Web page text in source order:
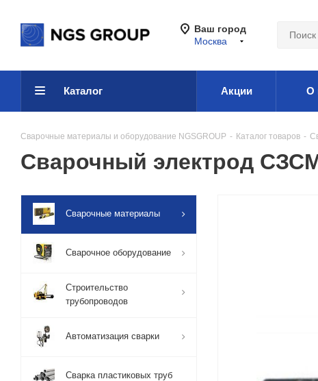
Ваш город
Москва
Каталог Акции О
Сварочные материалы и оборудование NGSGROUP - Каталог товаров -
Сварочный электрод
Сварочные материалы
Сварочное оборудование
Строительство
трубопроводов
Автоматизация сварки
Сварка пластиковых труб